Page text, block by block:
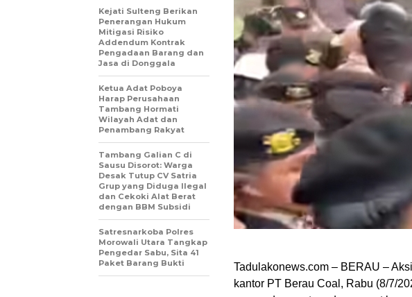
Tadulakonews.com – BERAU –
kantor PT Berau Coal, Rabu (8/7/
Kejati Sulteng Berikan
Penerangan Hukum
Mitigasi Risiko
Addendum Kontrak
Pengadaan Barang dan
Jasa di Donggala
Ketua Adat Poboya
Harap Perusahaan
Tambang Hormati
Wilayah Adat dan
Penambang Rakyat
Tambang Galian C di
Sausu Disorot: Warga
Desak Tutup CV Satria
Grup yang Diduga Ilegal
dan Cekoki Alat Berat
dengan BBM Subsidi
Satresnarkoba Polres
Morowali Utara Tangkap
Pengedar Sabu, Sita 41
Paket Barang Bukti